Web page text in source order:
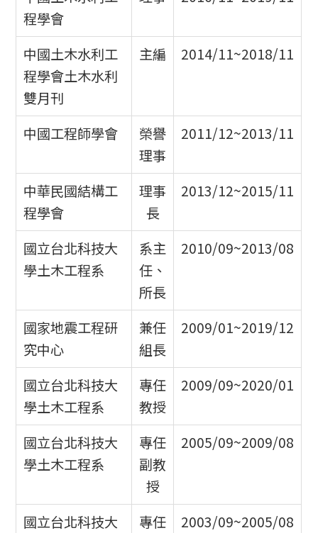
程學會
中國土木水利工
程學會土木水利
雙月刊
主編 2014/11~2018/11
中國工程師學會
榮譽
理事
2011/12~2013/11
中華民國結構工
程學會
理事
長
2013/12~2015/11
國立台北科技大
學土木工程系
系主
任、
所長
2010/09~2013/08
國家地震工程研
究中心
兼任
組長
2009/01~2019/12
國立台北科技大
學土木工程系
專任
教授
2009/09~2020/01
國立台北科技大
學土木工程系
專任
副教
授
2005/09~2009/08
國立台北科技大
專任
2003/09~2005/08